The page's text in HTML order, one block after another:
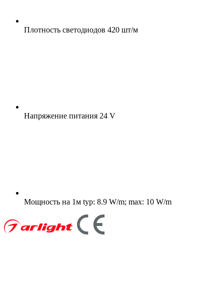
Плотность светодиодов 420 шт/м
Напряжение питания 24 V
Мощность на 1м typ: 8.9 W/m; max: 10 W/m